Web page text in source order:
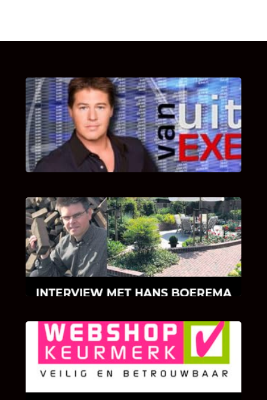
UITSTEL VAN EXECUTIE
Bekijk hier de fragmenten van de deelname
van Bricks and Stones aan dit programma.
INTERVIEW MET HANS BOEREMA
Hoe Bricks and Stones ontstaan is en wat
Hans Boerema motiveert in de wereld van
klinkers en tegels!
KLANT BEOORDELINGEN
We zijn er zeer op gesteld om te weten wat u
als klant van ons en onze diensten vindt.